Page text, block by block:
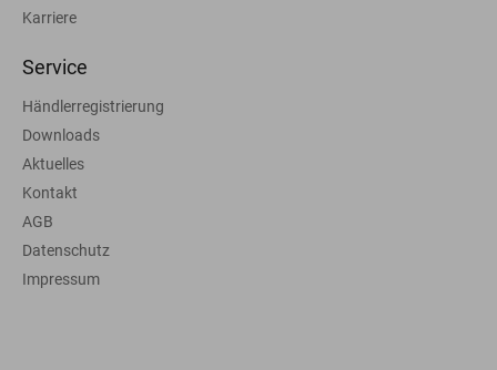
Karriere
Service
Händlerregistrierung
Downloads
Aktuelles
Kontakt
AGB
Datenschutz
Impressum